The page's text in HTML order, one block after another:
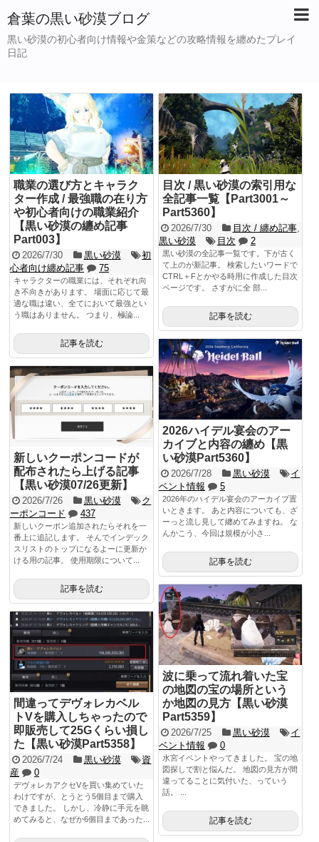
倉葉の黒い砂漠ブログ
黒い砂漠の初心者向け情報や金策などの攻略情報を纏めたプレイ
日記
職業の選び方とキャラク
ター作成 / 最強職の在り方
や初心者向けの職業紹介
【黒い砂漠の纏め記事
Part003】
2026/7/30 黒い砂漠
初
心者向け纏め記事
75
キャラクターの職業には、それぞれ向
き不向きがあります。 場面に応じて最
適な職は違い、全てにおいて最強とい
う職はありません。 つまり、極論...
記事を読む
目次 / 黒い砂漠の索引用な
全記事一覧【Part3001～
Part5360】
2026/7/30 目次 / 纏め記事,
黒い砂漠
目次 2
黒い砂漠の全記事一覧です。下が古く
て上のが新記事。 検索したいワードで
CTRL＋Fとかやる時用に作成した目次
ページです。 さすがに全 部...
記事を読む
2026ハイデル宴会のアー
カイブと内容の纏め【黒
い砂漠Part5360】
2026/7/28 黒い砂漠
イ
ベント情報
5
2026年のハイデル宴会のアーカイブ置
いときます。 あと内容についても、ざ
ーっと流し見して纏めてみますね。 な
んかこう、今回は規模が小さ...
記事を読む
新しいクーポンコードが
配布されたら上げる記事
【黒い砂漠07/26更新】
2026/7/26 黒い砂漠
ク
ーポンコード
437
新しいクーポン追加されたらそれを一
番上に追記します。 そんでインデック
スリストのトップになるよーに更新か
ける用の記事。 使用期限について...
記事を読む
波に乗って流れ着いた宝
の地図の宝の場所という
か地図の見方【黒い砂漠
Part5359】
2026/7/25 黒い砂漠
イ
ベント情報
0
水宮イベントやってきました。 宝の地
図探しで割と悩んだ。 地図の見方が間
違ってることに気付いた、っていう
話。 ...
記事を読む
間違ってデヴォレカベル
トVを購入しちゃったので
即販売して25Gくらい損し
た【黒い砂漠Part5358】
2026/7/24 黒い砂漠
資
産
0
デヴォレカアクセVを買い集めていた
わけですが、とうとう5個目まで購入
できました。 しかし、冷静に手元を眺
めてみると、なぜか6個目まであった...